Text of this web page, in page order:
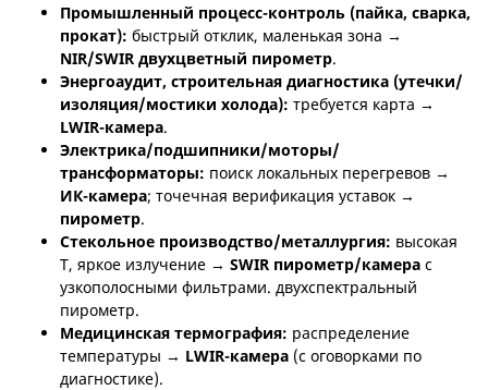
Промышленный процесс-контроль (пайка, сварка,
прокат): быстрый отклик, маленькая зона →
NIR/SWIR двухцветный пирометр.
Энергоаудит, строительная диагностика (утечки/
изоляция/мостики холода): требуется карта →
LWIR-камера.
Электрика/подшипники/моторы/
трансформаторы: поиск локальных перегревов →
ИК-камера; точечная верификация уставок →
пирометр.
Стекольное производство/металлургия: высокая
T, яркое излучение → SWIR пирометр/камера с
узкополосными фильтрами. двухспектральный
пирометр.
Медицинская термография: распределение
температуры → LWIR-камера (с оговорками по
диагностике).